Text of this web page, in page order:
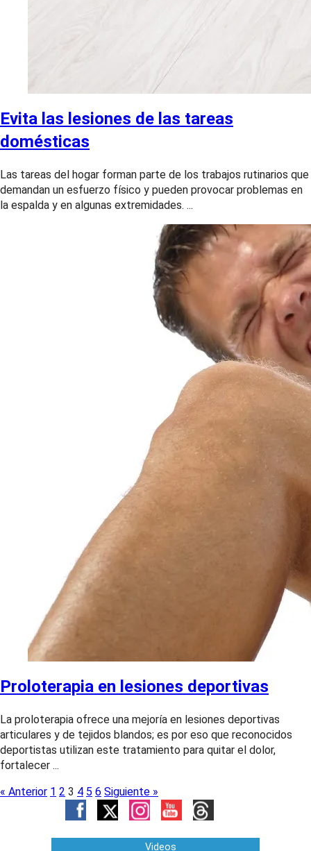
Evita las lesiones de las tareas
domésticas
Las tareas del hogar forman parte de los trabajos rutinarios que
demandan un esfuerzo físico y pueden provocar problemas en
la espalda y en algunas extremidades. ...
Proloterapia en lesiones deportivas
La proloterapia ofrece una mejoría en lesiones deportivas
articulares y de tejidos blandos; es por eso que reconocidos
deportistas utilizan este tratamiento para quitar el dolor,
fortalecer ...
« Anterior 1 2 3 4 5 6 Siguiente »
Videos